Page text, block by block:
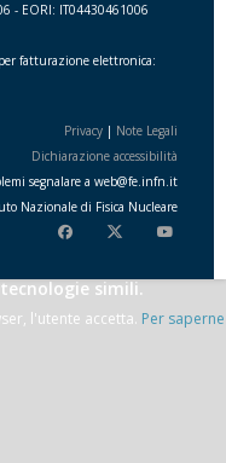
- EORI: IT04430461006
fatturazione elettronica:
Privacy | Note Legali
Dichiarazione accessibilità
segnalare a web@fe.infn.it
Nazionale di Fisica Nucleare
simili.
l'utente accetta. Per saperne